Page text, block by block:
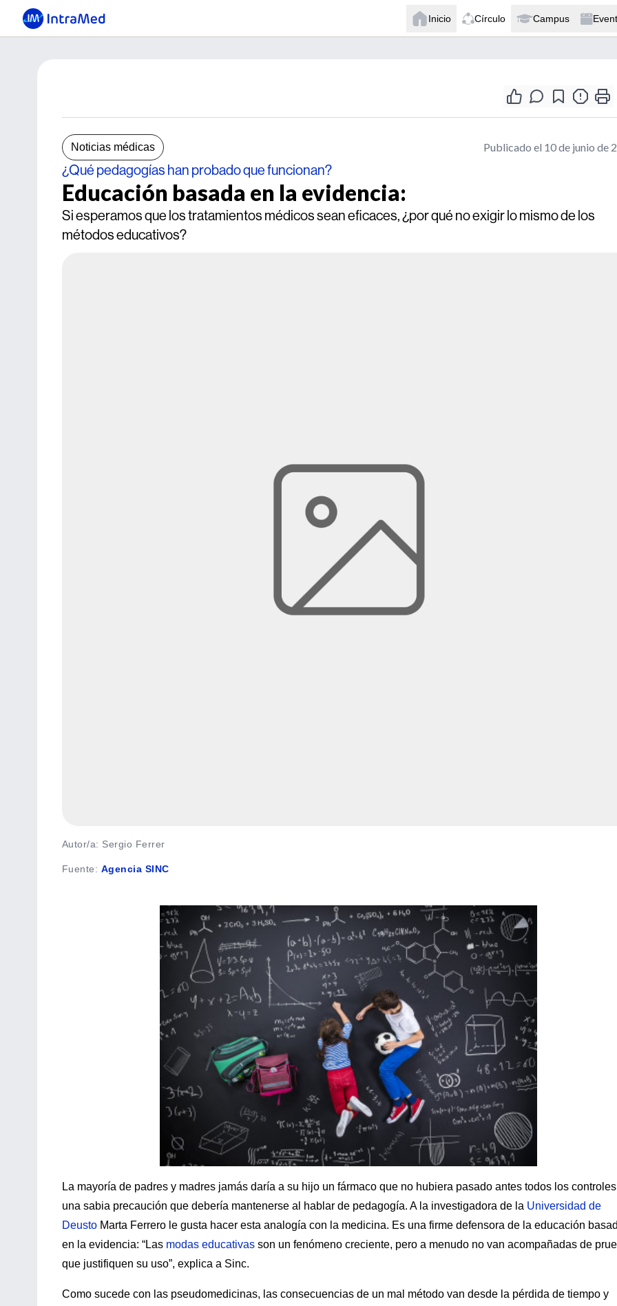
Inicio Círculo Campus
Noticias médicas Publicado el 10 de junio de
¿Qué pedagogías han probado que funcionan?
Educación basada en la evidencia:
Si esperamos que los tratamientos médicos sean eficaces, ¿por qué no exigir lo mismo de los
métodos educativos?
Autor/a: Sergio Ferrer
Fuente: Agencia SINC
La mayoría de padres y madres jamás daría a su hijo un fármaco que no hubiera pasado antes todos los
una sabia precaución que debería mantenerse al hablar de pedagogía. A la investigadora de la Universidad de
Deusto Marta Ferrero le gusta hacer esta analogía con la medicina. Es una firme defensora de la educación
en la evidencia: “Las modas educativas son un fenómeno creciente, pero a menudo no van acompañadas de
que justifiquen su uso”, explica a Sinc.
Como sucede con las pseudomedicinas, las consecuencias de un mal método van desde la pérdida de tiempo y